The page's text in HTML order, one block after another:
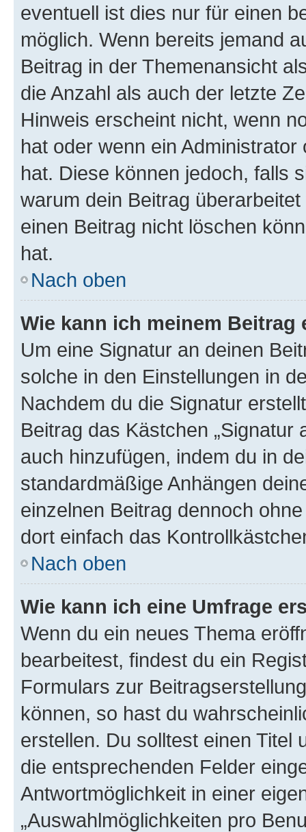
eventuell ist dies nur für einen
möglich. Wenn bereits jemand
Beitrag in der Themenansicht
die Anzahl als auch der letzte
Hinweis erscheint nicht, wenn
hat oder wenn ein
hat. Diese können jedoch, falls
warum dein Beitrag
einen Beitrag nicht löschen
hat.
Nach oben
Wie kann ich meinem
Um eine Signatur an deinen
solche in den Einstellungen in
Nachdem du die Signatur
Beitrag das Kästchen „Signatur
auch hinzufügen, indem du in
standardmäßige Anhängen
einzelnen Beitrag dennoch
dort einfach das
Nach oben
Wie kann ich eine Umfrage
Wenn du ein neues Thema
bearbeitest, findest du ein
Formulars zur
können, so hast du
erstellen. Du solltest einen Titel
die entsprechenden Felder
Antwortmöglichkeit in einer
„Auswahlmöglichkeiten pro